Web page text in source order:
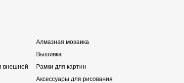
внешней
Алмазная мозаика
Вышивка
Рамки для картин
Аксессуары для рисования